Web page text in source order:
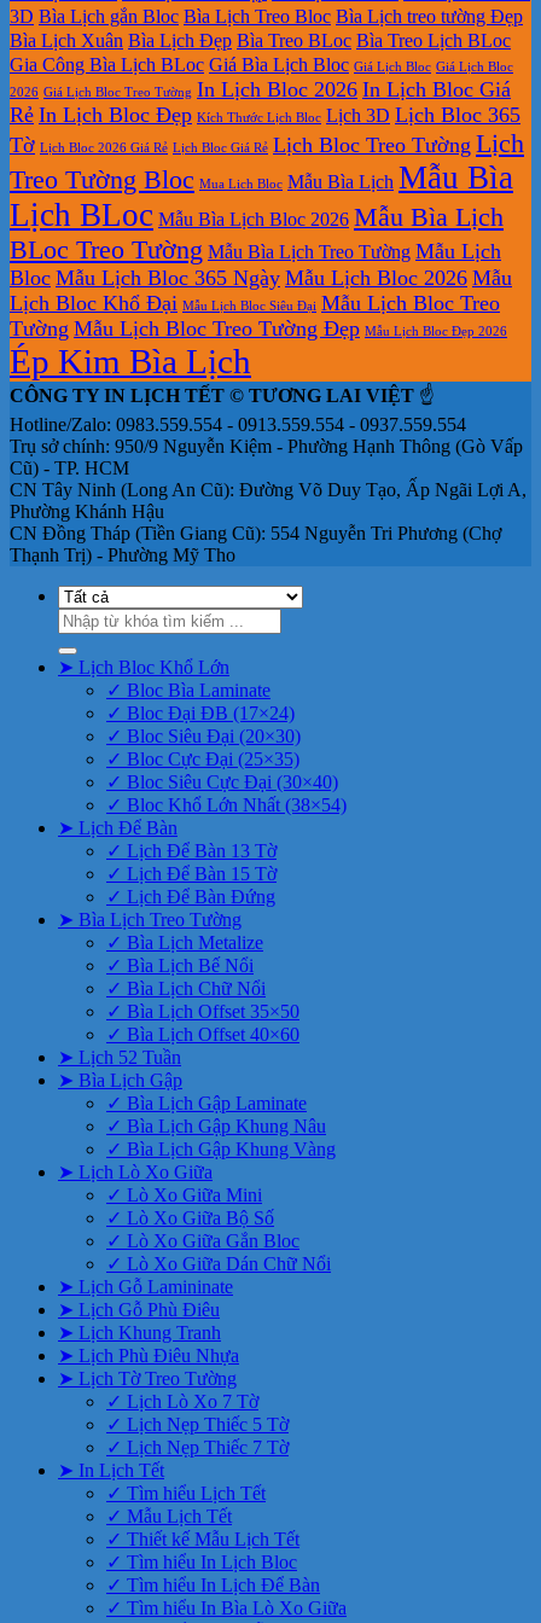
nào?
giá
rẻ
Bàn
2027
bloc
ở
đâu
giá
rẻ
lịch
lò
xo
giữa
bộ
số
Tìm
kiếm
địa
chỉ
in
lịch
tết
tại
tphcm
3D Bìa Lịch gắn Bloc Bìa Lịch Treo Bloc Bìa Lịch treo tường Đẹp
Bìa Lịch Xuân Bìa Lịch Đẹp Bìa Treo BLoc Bìa Treo Lịch BLoc
Gia Công Bìa Lịch BLoc Giá Bìa Lịch Bloc Giá Lịch Bloc Giá Lịch Bloc
2026 Giá Lịch Bloc Treo Tường In Lịch Bloc 2026 In Lịch Bloc Giá
Rẻ In Lịch Bloc Đẹp Kích Thước Lịch Bloc Lịch 3D Lịch Bloc 365
Tờ Lịch Bloc 2026 Giá Rẻ Lịch Bloc Giá Rẻ Lịch Bloc Treo Tường Lịch
Treo Tường Bloc Mua Lich Bloc Mẫu Bìa Lịch Mẫu Bìa
Lịch BLoc Mẫu Bìa Lịch Bloc 2026 Mẫu Bìa Lịch
BLoc Treo Tường Mẫu Bìa Lịch Treo Tường Mẫu Lịch
Bloc Mẫu Lịch Bloc 365 Ngày Mẫu Lịch Bloc 2026 Mẫu
Lịch Bloc Khổ Đại Mẫu Lịch Bloc Siêu Đại Mẫu Lịch Bloc Treo
Tường Mẫu Lịch Bloc Treo Tường Đẹp Mẫu Lịch Bloc Đẹp 2026
Ép Kim Bìa Lịch
CÔNG TY IN LỊCH TẾT © TƯƠNG LAI VIỆT ☝️
Hotline/Zalo: 0983.559.554 - 0913.559.554 - 0937.559.554
Trụ sở chính: 950/9 Nguyễn Kiệm - Phường Hạnh Thông (Gò Vấp
Cũ) - TP. HCM
CN Tây Ninh (Long An Cũ): Đường Võ Duy Tạo, Ấp Ngãi Lợi A,
Phường Khánh Hậu
CN Đồng Tháp (Tiền Giang Cũ): 554 Nguyễn Tri Phương (Chợ
Thạnh Trị) - Phường Mỹ Tho
Tìm
kiếm:
➤ Lịch Bloc Khổ Lớn
✓ Bloc Bìa Laminate
✓ Bloc Đại ĐB (17×24)
✓ Bloc Siêu Đại (20×30)
✓ Bloc Cực Đại (25×35)
✓ Bloc Siêu Cực Đại (30×40)
✓ Bloc Khổ Lớn Nhất (38×54)
➤ Lịch Để Bàn
✓ Lịch Để Bàn 13 Tờ
✓ Lịch Để Bàn 15 Tờ
✓ Lịch Để Bàn Đứng
➤ Bìa Lịch Treo Tường
✓ Bìa Lịch Metalize
✓ Bìa Lịch Bế Nổi
✓ Bìa Lịch Chữ Nổi
✓ Bìa Lịch Offset 35×50
✓ Bìa Lịch Offset 40×60
➤ Lịch 52 Tuần
➤ Bìa Lịch Gập
✓ Bìa Lịch Gập Laminate
✓ Bìa Lịch Gập Khung Nâu
✓ Bìa Lịch Gập Khung Vàng
➤ Lịch Lò Xo Giữa
✓ Lò Xo Giữa Mini
✓ Lò Xo Giữa Bộ Số
✓ Lò Xo Giữa Gắn Bloc
✓ Lò Xo Giữa Dán Chữ Nổi
➤ Lịch Gỗ Lamininate
➤ Lịch Gỗ Phù Điêu
➤ Lịch Khung Tranh
➤ Lịch Phù Điêu Nhựa
➤ Lịch Tờ Treo Tường
✓ Lịch Lò Xo 7 Tờ
✓ Lịch Nẹp Thiếc 5 Tờ
✓ Lịch Nẹp Thiếc 7 Tờ
➤ In Lịch Tết
✓ Tìm hiểu Lịch Tết
✓ Mẫu Lịch Tết
✓ Thiết kế Mẫu Lịch Tết
✓ Tìm hiểu In Lịch Bloc
✓ Tìm hiểu In Lịch Để Bàn
✓ Tìm hiểu In Bìa Lò Xo Giữa